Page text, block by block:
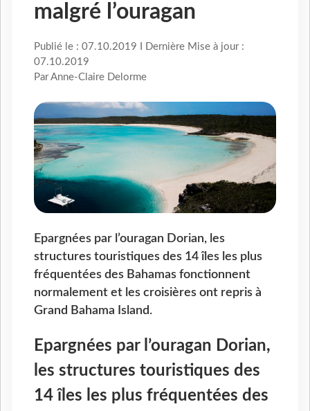
malgré l’ouragan
Publié le : 07.10.2019 I Dernière Mise à jour :
07.10.2019
Par Anne-Claire Delorme
Epargnées par l’ouragan Dorian, les
structures touristiques des 14 îles les plus
fréquentées des Bahamas fonctionnent
normalement et les croisières ont repris à
Grand Bahama Island.
Epargnées par l’ouragan Dorian,
les structures touristiques des
14 îles les plus fréquentées des